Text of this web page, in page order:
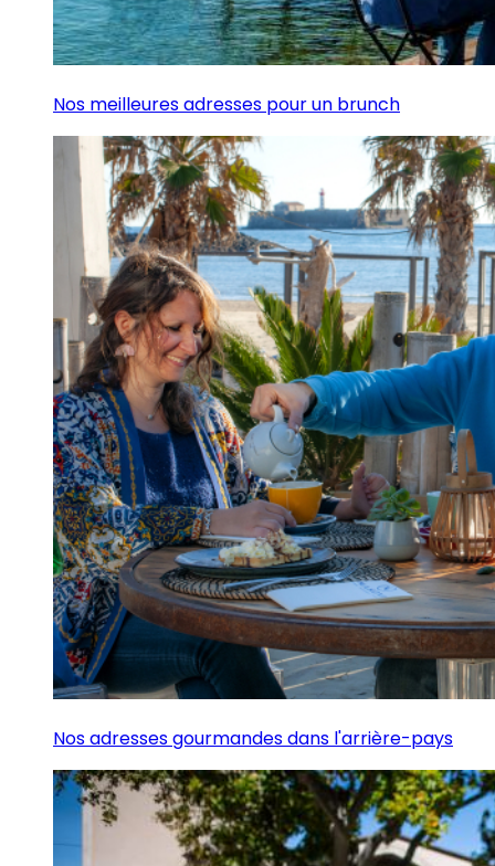
Nos meilleures adresses pour un brunch
Nos adresses gourmandes dans l'arrière-pays